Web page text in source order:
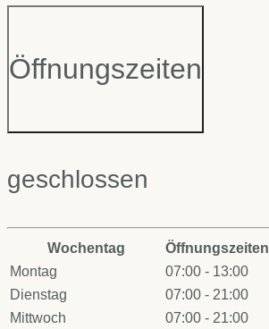
Öffnungszeiten
geschlossen
Wochentag
Öffnungszeiten
Montag
07:00 - 13:00
Dienstag
07:00 - 21:00
Mittwoch
07:00 - 21:00